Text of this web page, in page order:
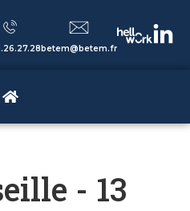
betem@betem.fr
- 13